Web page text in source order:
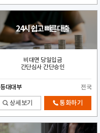
24시 쉽고 빠른대출
비대면 당일입금
간단심사 간단승인
등대대부 전국
상세보기 통화하기